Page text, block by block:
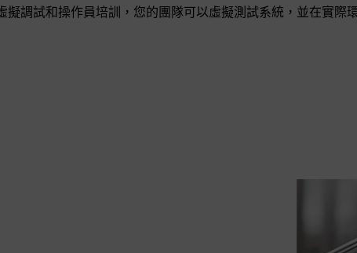
擬調試和操作員培訓，您的團隊可以虛擬測試系統，並在實際